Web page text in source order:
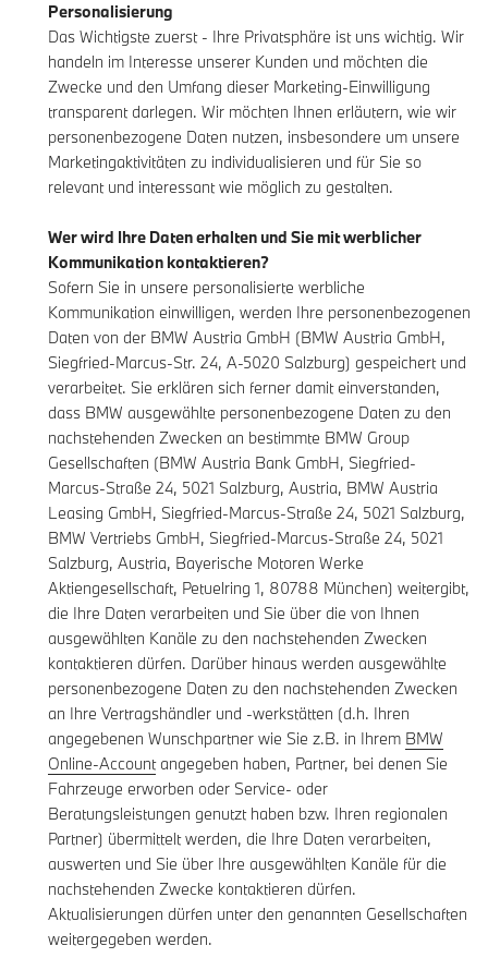
Personalisierung
Das Wichtigste zuerst - Ihre Privatsphäre ist uns wichtig. Wir
handeln im Interesse unserer Kunden und möchten die
Zwecke und den Umfang dieser Marketing-Einwilligung
transparent darlegen. Wir möchten Ihnen erläutern, wie wir
personenbezogene Daten nutzen, insbesondere um unsere
Marketingaktivitäten zu individualisieren und für Sie so
relevant und interessant wie möglich zu gestalten.
Wer wird Ihre Daten erhalten und Sie mit werblicher
Kommunikation kontaktieren?
Sofern Sie in unsere personalisierte werbliche
Kommunikation einwilligen, werden Ihre personenbezogenen
Daten von der BMW Austria GmbH (BMW Austria GmbH,
Siegfried-Marcus-Str. 24, A-5020 Salzburg) gespeichert und
verarbeitet. Sie erklären sich ferner damit einverstanden,
dass BMW ausgewählte personenbezogene Daten zu den
nachstehenden Zwecken an bestimmte BMW Group
Gesellschaften (BMW Austria Bank GmbH, Siegfried-
Marcus-Straße 24, 5021 Salzburg, Austria, BMW Austria
Leasing GmbH, Siegfried-Marcus-Straße 24, 5021 Salzburg,
BMW Vertriebs GmbH, Siegfried-Marcus-Straße 24, 5021
Salzburg, Austria, Bayerische Motoren Werke
Aktiengesellschaft, Petuelring 1, 80788 München) weitergibt,
die Ihre Daten verarbeiten und Sie über die von Ihnen
ausgewählten Kanäle zu den nachstehenden Zwecken
kontaktieren dürfen. Darüber hinaus werden ausgewählte
personenbezogene Daten zu den nachstehenden Zwecken
an Ihre Vertragshändler und -werkstätten (d.h. Ihren
angegebenen Wunschpartner wie Sie z.B. in Ihrem BMW
Online-Accountangegeben haben, Partner, bei denen Sie
Fahrzeuge erworben oder Service- oder
Beratungsleistungen genutzt haben bzw. Ihren regionalen
Partner) übermittelt werden, die Ihre Daten verarbeiten,
auswerten und Sie über Ihre ausgewählten Kanäle für die
nachstehenden Zwecke kontaktieren dürfen.
Aktualisierungen dürfen unter den genannten Gesellschaften
weitergegeben werden.